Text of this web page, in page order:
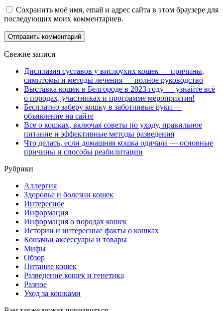
Сохранить моё имя, email и адрес сайта в этом браузере для
последующих моих комментариев.
Свежие записи
Дисплазия суставов у вислоухих кошек — причины,
симптомы и методы лечения — полное руководство
Выставка кошек в Белгороде в 2023 году — узнайте всё
о породах, участниках и программе мероприятия!
Бесплатно заберу кошку в заботливые руки —
объявление на сайте
Все о кошках, включая советы по уходу, правильное
питание и эффективные методы разведения
Что делать, если домашняя кошка одичала — основные
причины и способы реабилитации
Рубрики
Аллергия
Здоровье и болезни кошек
Интересное
Информация
Информация о породах кошек
Истории и интересные факты о кошках
Кошачьи аксессуары и товары
Мифы
Обзор
Питание кошек
Разведение кошек и генетика
Разное
Уход за кошками